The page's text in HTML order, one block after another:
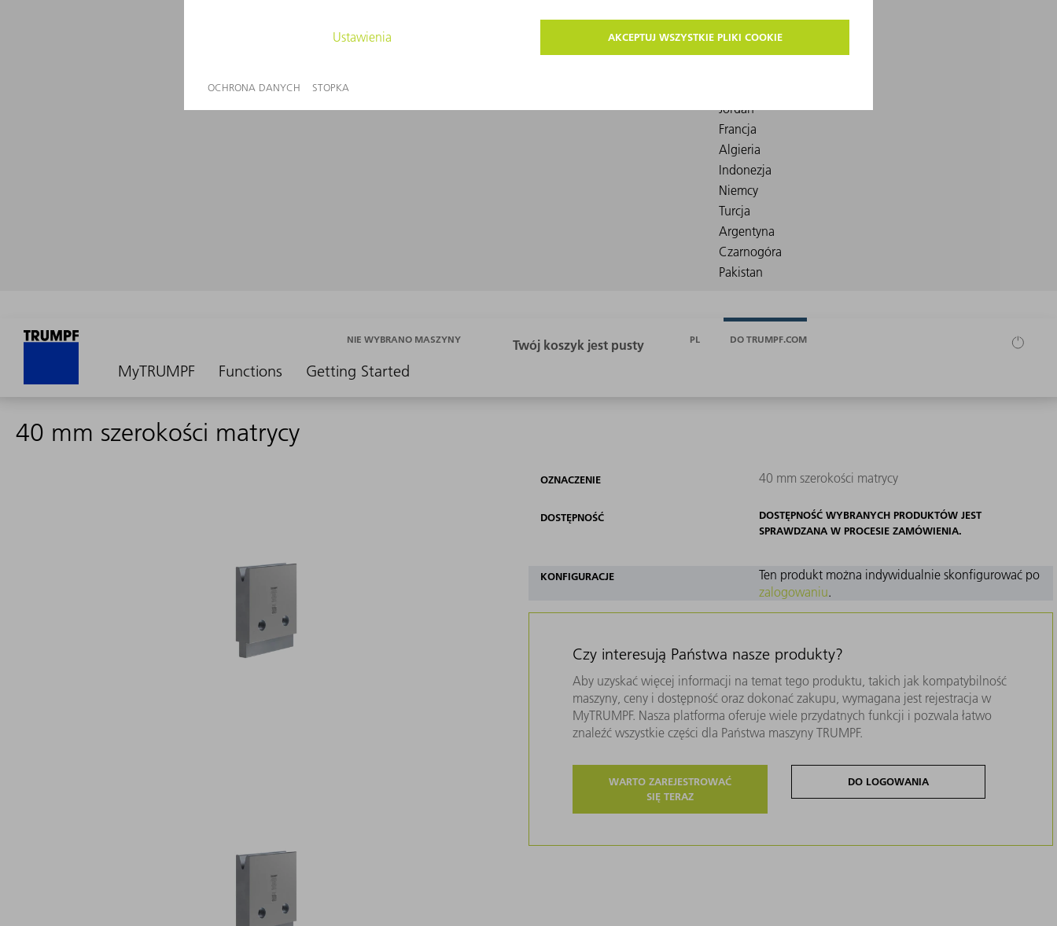
MyTRUMPF Functions Getting Started
NIE WYBRANO MASZYNY PL DO TRUMPF.COM
40 mm szerokości matrycy
OZNACZENIE 40 mm szerokości matrycy
DOSTĘPNOŚĆ
DOSTĘPNOŚĆ WYBRANYCH PRODUKTÓW JEST
SPRAWDZANA W PROCESIE ZAMÓWIENIA.
KONFIGURACJE
Ten produkt można indywidualnie skonfigurować po
zalogowaniu.
Czy interesują Państwa nasze produkty?
Aby uzyskać więcej informacji na temat tego produktu, takich jak kompatybilność
maszyny, ceny i dostępność oraz dokonać zakupu, wymagana jest rejestracja w
MyTRUMPF. Nasza platforma oferuje wiele przydatnych funkcji i pozwala łatwo
znaleźć wszystkie części dla Państwa maszyny TRUMPF.
WARTO ZAREJESTROWAĆ
SIĘ TERAZ
DO LOGOWANIA